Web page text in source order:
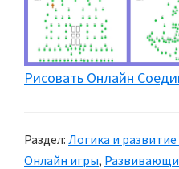
Рисовать Онлайн
Раздел: Логика и
Онлайн игры,